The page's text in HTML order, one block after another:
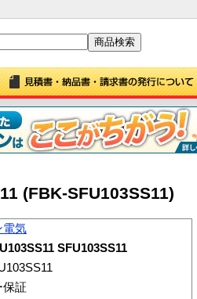
(FBK-SFU103SS11)
電気
SFU103SS11
保証